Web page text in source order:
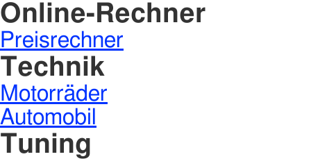
Online-Rechner
Preisrechner
Technik
Motorräder
Automobil
Tuning